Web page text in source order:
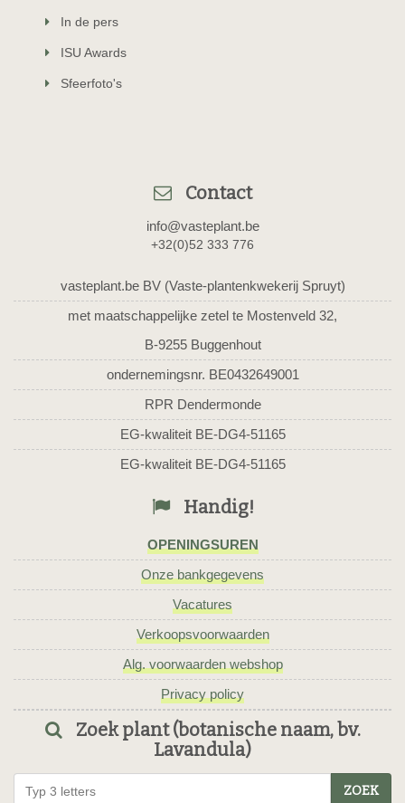
In de pers
ISU Awards
Sfeerfoto's
Contact
info@vasteplant.be
+32(0)52 333 776
vasteplant.be BV (Vaste-plantenkwekerij Spruyt)
met maatschappelijke zetel te Mostenveld 32,
B-9255 Buggenhout
ondernemingsnr. BE0432649001
RPR Dendermonde
EG-kwaliteit BE-DG4-51165
EG-kwaliteit BE-DG4-51165
Handig!
OPENINGSUREN
Onze bankgegevens
Vacatures
Verkoopsvoorwaarden
Alg. voorwaarden webshop
Privacy policy
Zoek plant (botanische naam, bv.
Lavandula)
ZOEK